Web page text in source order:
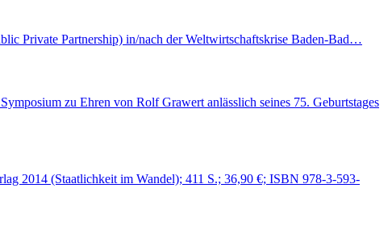
Private Partnership) in/nach der Weltwirtschaftskrise Baden-Bad…
zu Ehren von Rolf Grawert anlässlich seines 75. Geburtstages
2014 (Staatlichkeit im Wandel); 411 S.; 36,90 €; ISBN 978-3-593-